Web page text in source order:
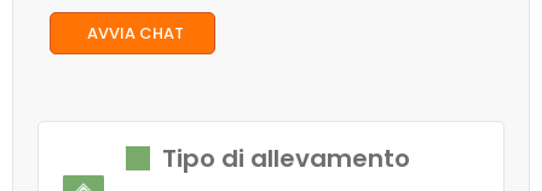
AVVIA CHAT
Tipo di allevamento